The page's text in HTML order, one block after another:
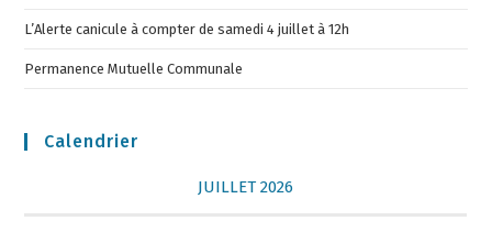
L’Alerte canicule à compter de samedi 4 juillet à 12h
Permanence Mutuelle Communale
Calendrier
JUILLET 2026